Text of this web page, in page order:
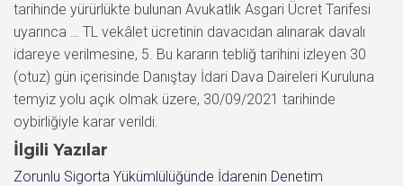
İlgili Yazılar
Zorunlu Sigorta Yükümlülüğünde İdarenin Denetim